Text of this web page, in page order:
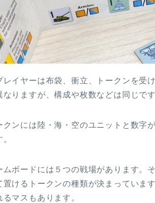
レイヤーは布袋、衝立、トークンを受
なりますが、構成や枚数などは同じです
クンには陸・海・空のユニットと数字
ムボードには５つの戦場があります。
置けるトークンの種類が決まっていま
るマスもあります。